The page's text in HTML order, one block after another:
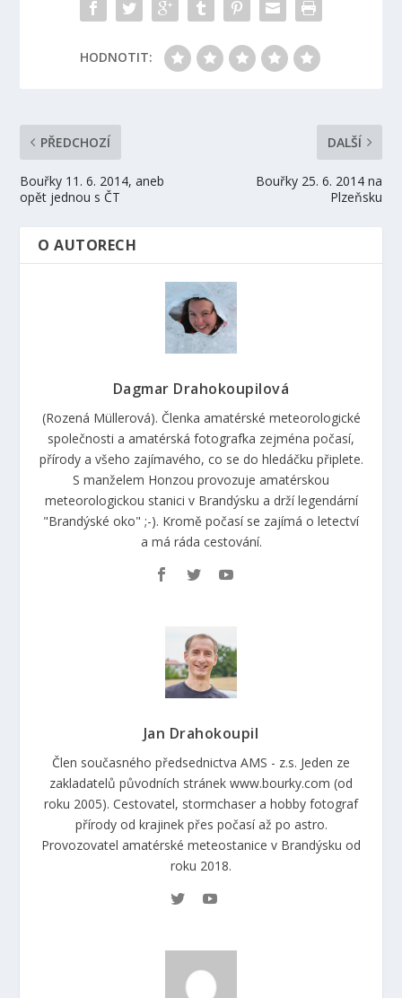
HODNOTIT:
PŘEDCHOZÍ
Bouřky 11. 6. 2014, aneb
opět jednou s ČT
DALŠÍ
Bouřky 25. 6. 2014 na
Plzeňsku
O AUTORECH
Dagmar Drahokoupilová
(Rozená Müllerová). Členka amatérské meteorologické
společnosti a amatérská fotografka zejména počasí,
přírody a všeho zajímavého, co se do hledáčku připlete.
S manželem Honzou provozuje amatérskou
meteorologickou stanici v Brandýsku a drží legendární
"Brandýské oko" ;-). Kromě počasí se zajímá o letectví
a má ráda cestování.
Jan Drahokoupil
Člen současného předsednictva AMS - z.s. Jeden ze
zakladatelů původních stránek www.bourky.com (od
roku 2005). Cestovatel, stormchaser a hobby fotograf
přírody od krajinek přes počasí až po astro.
Provozovatel amatérské meteostanice v Brandýsku od
roku 2018.